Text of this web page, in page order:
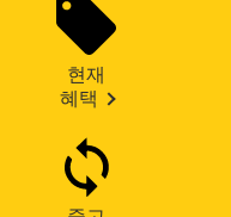
현재
혜택